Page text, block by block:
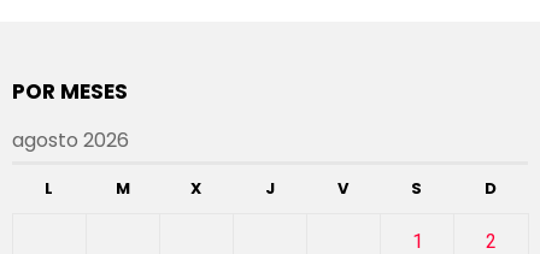
POR MESES
agosto 2026
L M X J V S D
1 2